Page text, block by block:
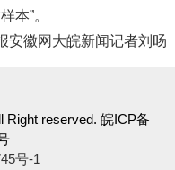
本”。
安徽网大皖新闻记者刘旸
Right reserved. 皖ICP备
号-1